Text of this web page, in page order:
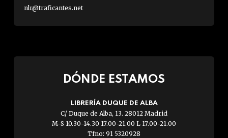
nlr@traficantes.net
DÓNDE ESTAMOS
LIBRERÍA DUQUE DE ALBA
C/ Duque de Alba, 13. 28012 Madrid
M-S 10.30-14.30 17.00-21.00 L 17.00-21.00
Tfno: 91 5320928